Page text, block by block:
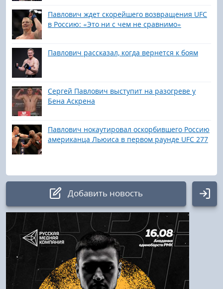
Павлович ждет скорейшего возвращения UFC
в Россию: «Это ни с чем не сравнимо»
Павлович рассказал, когда вернется к боям
Сергей Павлович выступит на разогреве у
Бена Аскрена
Павлович нокаутировал оскорбившего Россию
американца Льюиса в первом раунде UFC 277
Добавить новость
Авторизация
Логин:
Пароль